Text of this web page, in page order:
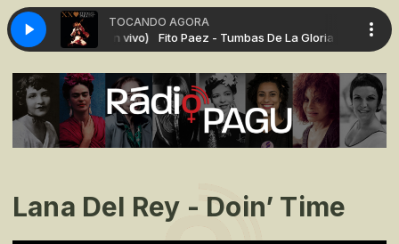
TOCANDO AGORA
De La Gloria (En vivo) Fito Paez - Tumbas De La Gloria (En vivo)
Lana Del Rey - Doin’ Time